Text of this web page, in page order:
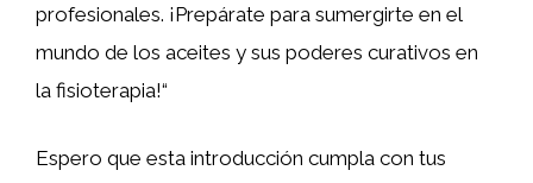
profesionales. ¡Prepárate para sumergirte en el
mundo de los aceites y sus poderes curativos en
la fisioterapia!“
Espero que esta introducción cumpla con tus